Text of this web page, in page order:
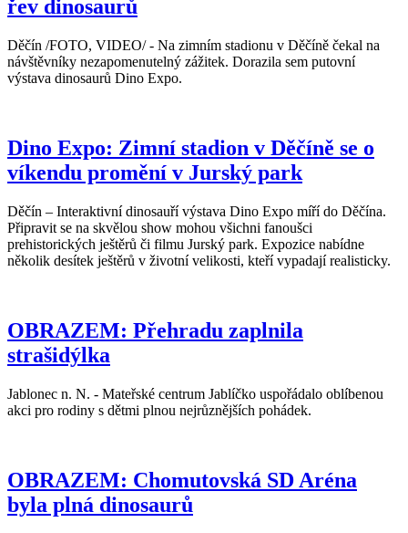
řev dinosaurů
Děčín /FOTO, VIDEO/ - Na zimním stadionu v Děčíně čekal na
návštěvníky nezapomenutelný zážitek. Dorazila sem putovní
výstava dinosaurů Dino Expo.
Dino Expo: Zimní stadion v Děčíně se o
víkendu promění v Jurský park
Děčín – Interaktivní dinosauří výstava Dino Expo míří do Děčína.
Připravit se na skvělou show mohou všichni fanoušci
prehistorických ještěrů či filmu Jurský park. Expozice nabídne
několik desítek ještěrů v životní velikosti, kteří vypadají realisticky.
OBRAZEM: Přehradu zaplnila
strašidýlka
Jablonec n. N. - Mateřské centrum Jablíčko uspořádalo oblíbenou
akci pro rodiny s dětmi plnou nejrůznějších pohádek.
OBRAZEM: Chomutovská SD Aréna
byla plná dinosaurů